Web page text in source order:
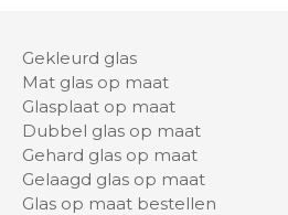
Gekleurd glas
Mat glas op maat
Glasplaat op maat
Dubbel glas op maat
Gehard glas op maat
Gelaagd glas op maat
Glas op maat bestellen